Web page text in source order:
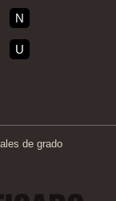
N
U
de grado